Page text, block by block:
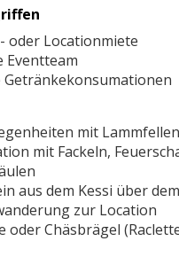
oder Locationmiete
Eventteam
Getränkekonsumationen
mit Lammfellen
mit Fackeln,
aus dem Kessi über
zur Location
oder Chäsbrägel